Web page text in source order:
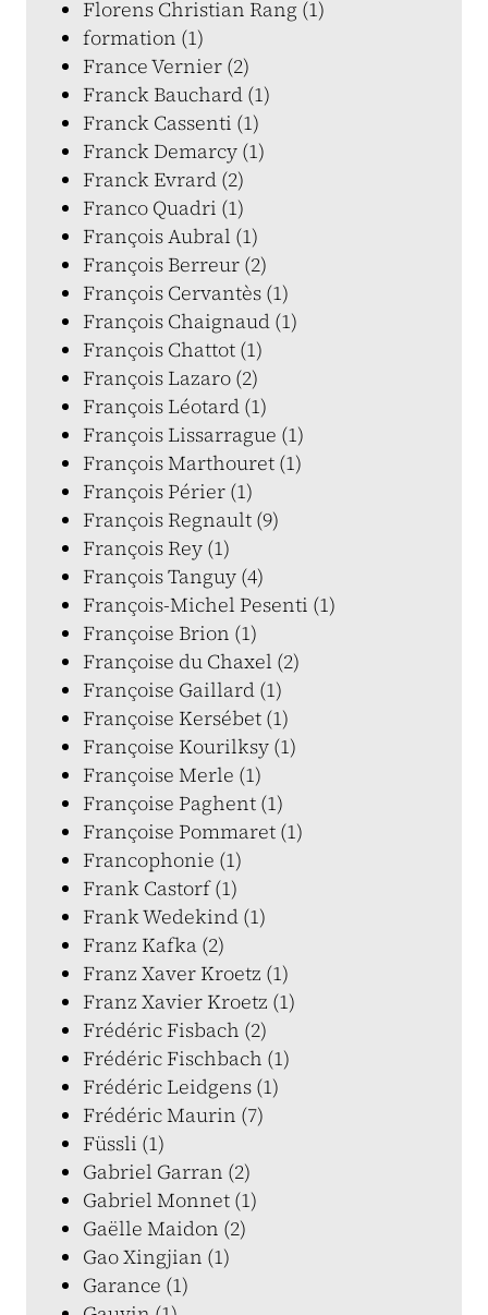
Florens Christian Rang (1)
formation (1)
France Vernier (2)
Franck Bauchard (1)
Franck Cassenti (1)
Franck Demarcy (1)
Franck Evrard (2)
Franco Quadri (1)
François Aubral (1)
François Berreur (2)
François Cervantès (1)
François Chaignaud (1)
François Chattot (1)
François Lazaro (2)
François Léotard (1)
François Lissarrague (1)
François Marthouret (1)
François Périer (1)
François Regnault (9)
François Rey (1)
François Tanguy (4)
François-Michel Pesenti (1)
Françoise Brion (1)
Françoise du Chaxel (2)
Françoise Gaillard (1)
Françoise Kersébet (1)
Françoise Kourilksy (1)
Françoise Merle (1)
Françoise Paghent (1)
Françoise Pommaret (1)
Francophonie (1)
Frank Castorf (1)
Frank Wedekind (1)
Franz Kafka (2)
Franz Xaver Kroetz (1)
Franz Xavier Kroetz (1)
Frédéric Fisbach (2)
Frédéric Fischbach (1)
Frédéric Leidgens (1)
Frédéric Maurin (7)
Füssli (1)
Gabriel Garran (2)
Gabriel Monnet (1)
Gaëlle Maidon (2)
Gao Xingjian (1)
Garance (1)